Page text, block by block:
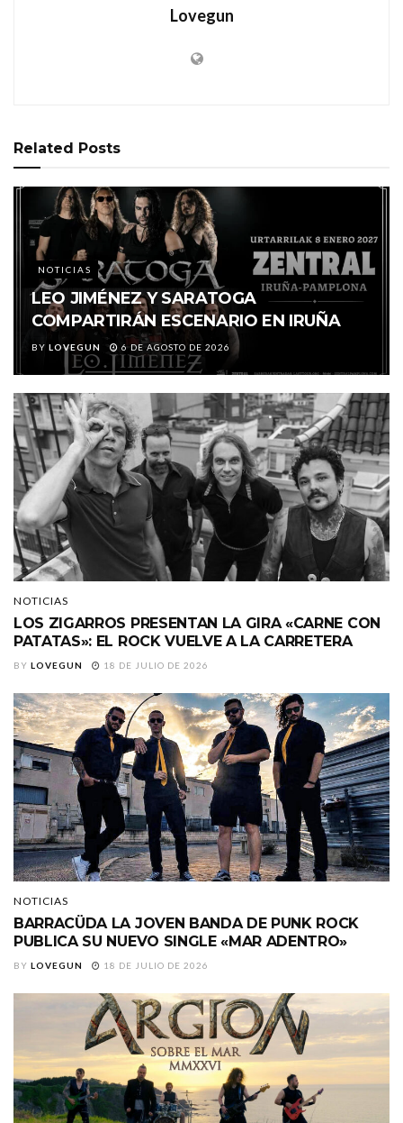
Lovegun
Related Posts
NOTICIAS
LEO JIMÉNEZ Y SARATOGA
COMPARTIRÁN ESCENARIO EN IRUÑA
BY LOVEGUN 6 DE AGOSTO DE 2026
NOTICIAS
LOS ZIGARROS PRESENTAN LA GIRA «CARNE CON
PATATAS»: EL ROCK VUELVE A LA CARRETERA
BY LOVEGUN 18 DE JULIO DE 2026
NOTICIAS
BARRACÜDA LA JOVEN BANDA DE PUNK ROCK
PUBLICA SU NUEVO SINGLE «MAR ADENTRO»
BY LOVEGUN 18 DE JULIO DE 2026